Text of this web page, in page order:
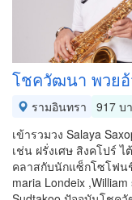
โชควัฒนา พวย
รามอินทรา
917 บ
เข้ารวมวง Salaya
เช่น ฝรั่งเศษ สิงคโปร์
คลาสกับนักแซ็กโซโฟน
maria Londeix